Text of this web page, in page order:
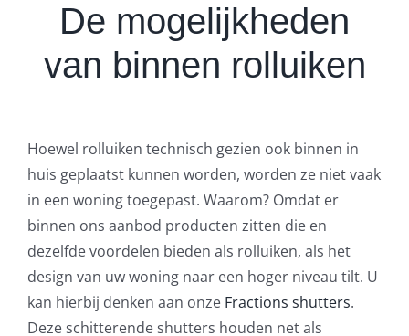
De mogelijkheden
van binnen rolluiken
Hoewel rolluiken technisch gezien ook binnen in
huis geplaatst kunnen worden, worden ze niet vaak
in een woning toegepast. Waarom? Omdat er
binnen ons aanbod producten zitten die en
dezelfde voordelen bieden als rolluiken, als het
design van uw woning naar een hoger niveau tilt. U
kan hierbij denken aan onze Fractions shutters.
Deze schitterende shutters houden net als